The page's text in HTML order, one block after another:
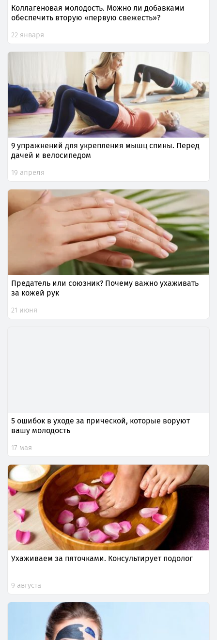
Коллагеновая молодость. Можно ли добавками
обеспечить вторую «первую свежесть»?
22 января
9 упражнений для укрепления мышц спины. Перед
дачей и велосипедом
19 апреля
Предатель или союзник? Почему важно ухаживать
за кожей рук
21 июня
5 ошибок в уходе за прической, которые воруют
вашу молодость
17 мая
Ухаживаем за пяточками. Консультирует подолог
9 августа